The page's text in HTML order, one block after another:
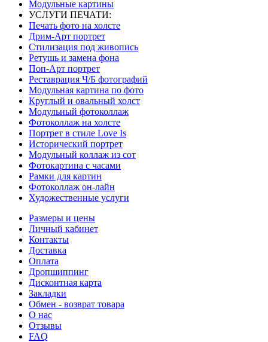
Модульные картины
УСЛУГИ ПЕЧАТИ:
Печать фото на холсте
Дрим-Арт портрет
Стилизация под живопись
Ретушь и замена фона
Поп-Арт портрет
Реставрация Ч/Б фотографий
Модульная картина по фото
Круглый и овальный холст
Модульный фотоколлаж
Фотоколлаж на холсте
Портрет в стиле Love Is
Исторический портрет
Модульный коллаж из сот
Фотокартина с часами
Рамки для картин
Фотоколлаж он-лайн
Художественные услуги
Размеры и цены
Личный кабинет
Контакты
Доставка
Оплата
Дропшиппинг
Дисконтная карта
Закладки
Обмен - возврат товара
О нас
Отзывы
FAQ